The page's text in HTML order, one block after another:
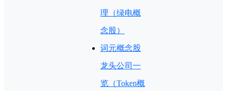
理（绿电概
念股）
词元概念股
龙头公司一
览（Token概